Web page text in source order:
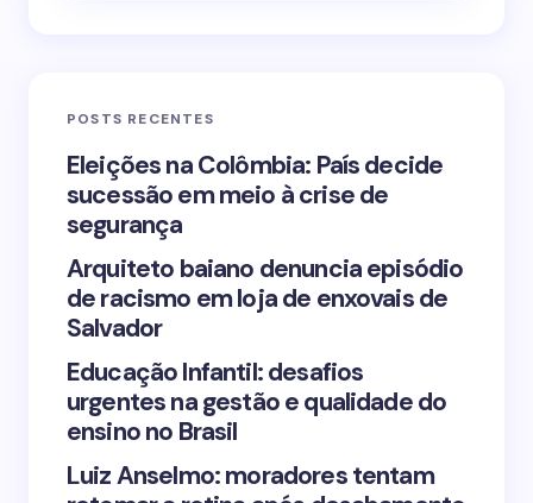
Your Comment *
Save my name and email in this browser for the
Submit Comment
POSTS RECENTES
Eleições na Colômbia: País decide
sucessão em meio à crise de
segurança
Arquiteto baiano denuncia episódio
de racismo em loja de enxovais de
Salvador
Educação Infantil: desafios
urgentes na gestão e qualidade do
ensino no Brasil
Luiz Anselmo: moradores tentam